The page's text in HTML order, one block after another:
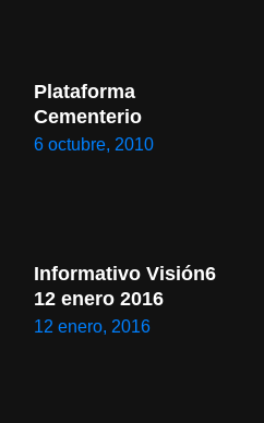
Plataforma
Cementerio
6 octubre, 2010
Informativo Visión6
12 enero 2016
12 enero, 2016